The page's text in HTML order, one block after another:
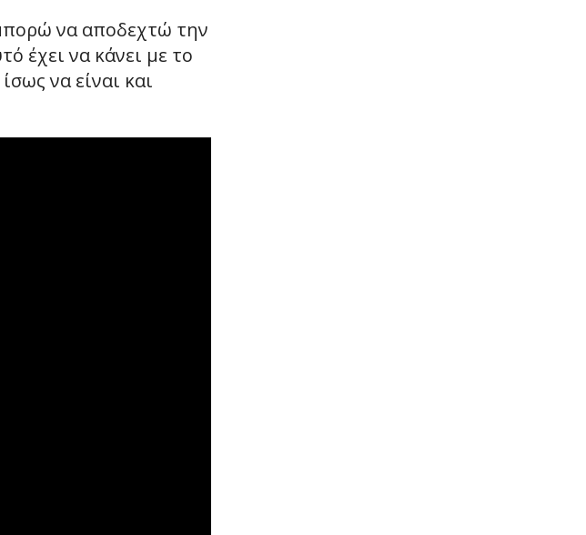
να αποδεχτώ την
έχει να κάνει με το
να είναι και